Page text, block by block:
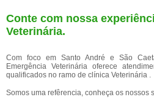
Conte com nossa
Veterinária.
Com foco em Santo André e São
Emergência Veterinária oferece
qualificados no ramo de clínica Veterinária .
Somos uma refêrencia, conheça os nossos